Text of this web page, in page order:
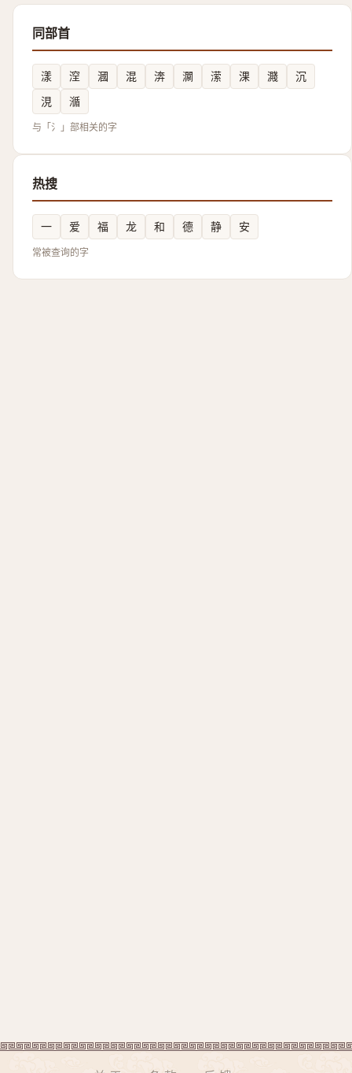
同部首
漾 㴏 漍 混 渀 灁 潆 淉 濺
沉
涀
㵌
与「氵」部相关的字
热搜
一 爱 福 龙 和 德 静 安
常被查询的字